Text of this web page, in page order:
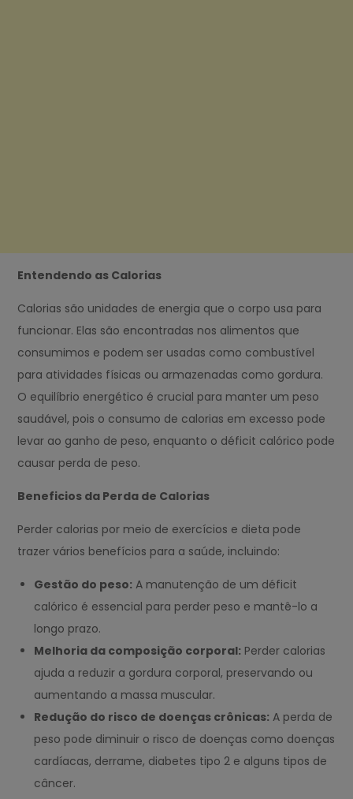
Entendendo as Calorias
Calorias são unidades de energia que o corpo usa para
funcionar. Elas são encontradas nos alimentos que
consumimos e podem ser usadas como combustível
para atividades físicas ou armazenadas como gordura.
O equilíbrio energético é crucial para manter um peso
saudável, pois o consumo de calorias em excesso pode
levar ao ganho de peso, enquanto o déficit calórico pode
causar perda de peso.
Beneficios da Perda de Calorias
Perder calorias por meio de exercícios e dieta pode
trazer vários benefícios para a saúde, incluindo:
Gestão do peso: A manutenção de um déficit
calórico é essencial para perder peso e mantê-lo a
longo prazo.
Melhoria da composição corporal: Perder calorias
ajuda a reduzir a gordura corporal, preservando ou
aumentando a massa muscular.
Redução do risco de doenças crônicas: A perda de
peso pode diminuir o risco de doenças como doenças
cardíacas, derrame, diabetes tipo 2 e alguns tipos de
câncer.